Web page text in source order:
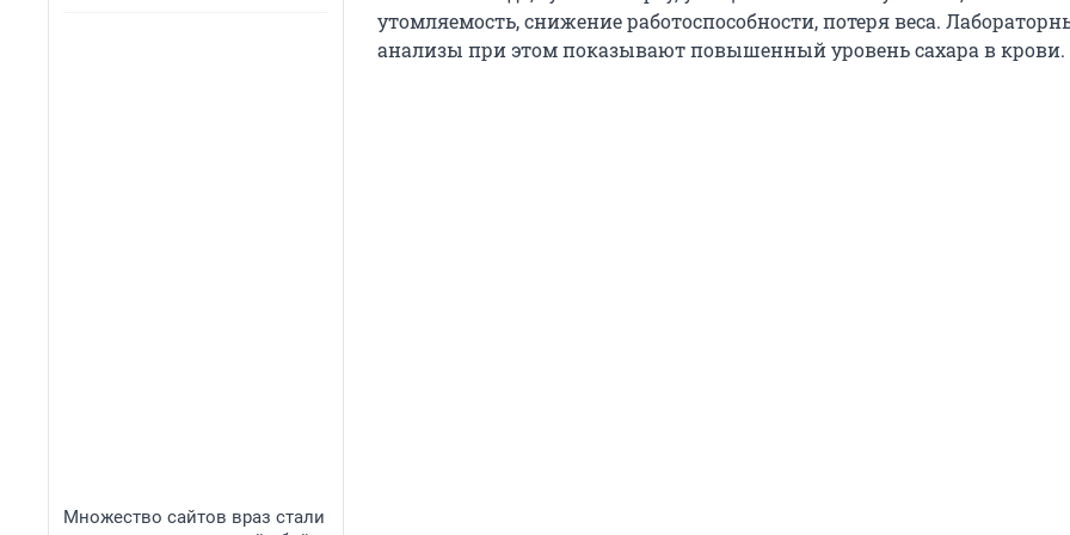
Множество сайтов враз стали
утомляемость, снижение работоспособности, потеря веса.
анализы при этом показывают повышенный уровень сахара в крови.